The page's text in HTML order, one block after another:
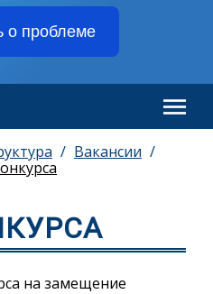
о проблеме
Вакансии
на замещение